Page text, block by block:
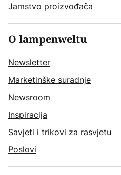
Jamstvo proizvođača
O lampenweltu
Newsletter
Marketinške suradnje
Newsroom
Inspiracija
Savjeti i trikovi za rasvjetu
Poslovi